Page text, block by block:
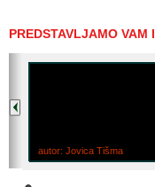
PREDSTAVLJAMO VAM
autor: Jovica Tišma